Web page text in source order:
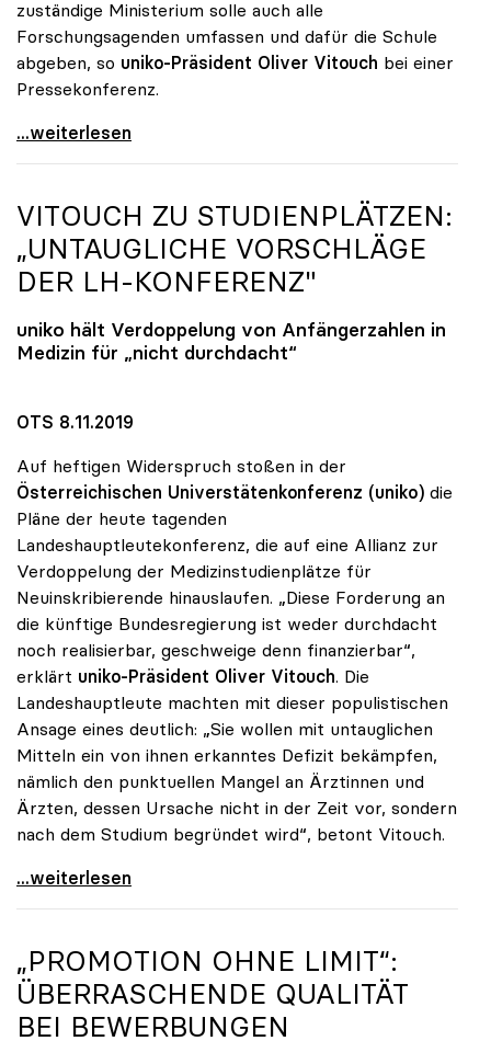
zuständige Ministerium solle auch alle
Forschungsagenden umfassen und dafür die Schule
abgeben, so uniko-Präsident Oliver Vitouch bei einer
Pressekonferenz.
Unis wollen Budgetsteigerung und
...weiterlesen
VITOUCH ZU STUDIENPLÄTZEN:
„UNTAUGLICHE VORSCHLÄGE
DER LH-KONFERENZ"
uniko hält Verdoppelung von Anfängerzahlen in
Medizin für „nicht durchdacht“
OTS 8.11.2019
Auf heftigen Widerspruch stoßen in der
Österreichischen Universtätenkonferenz (uniko) die
Pläne der heute tagenden
Landeshauptleutekonferenz, die auf eine Allianz zur
Verdoppelung der Medizinstudienplätze für
Neuinskribierende hinauslaufen. „Diese Forderung an
die künftige Bundesregierung ist weder durchdacht
noch realisierbar, geschweige denn finanzierbar“,
erklärt uniko-Präsident Oliver Vitouch. Die
Landeshauptleute machten mit dieser populistischen
Ansage eines deutlich: „Sie wollen mit untauglichen
Mitteln ein von ihnen erkanntes Defizit bekämpfen,
nämlich den punktuellen Mangel an Ärztinnen und
Ärzten, dessen Ursache nicht in der Zeit vor, sondern
nach dem Studium begründet wird“, betont Vitouch.
Vitouch zu Studienplätzen: „Untaugliche Vorschläge
...weiterlesen
„PROMOTION OHNE LIMIT“:
ÜBERRASCHENDE QUALITÄT
BEI BEWERBUNGEN